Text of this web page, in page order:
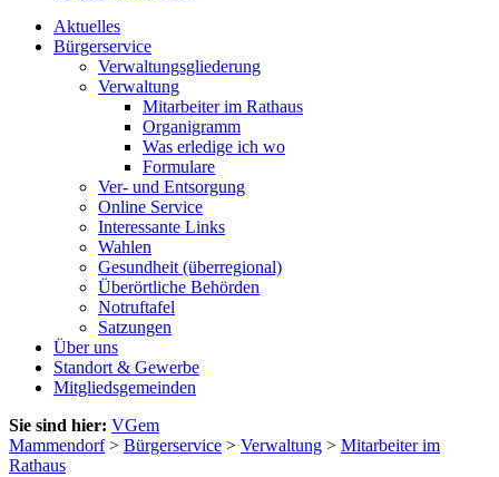
Aktuelles
Bürgerservice
Verwaltungsgliederung
Verwaltung
Mitarbeiter im Rathaus
Organigramm
Was erledige ich wo
Formulare
Ver- und Entsorgung
Online Service
Interessante Links
Wahlen
Gesundheit (überregional)
Überörtliche Behörden
Notruftafel
Satzungen
Über uns
Standort & Gewerbe
Mitgliedsgemeinden
Sie sind hier: VGem
Mammendorf> Bürgerservice > Verwaltung > Mitarbeiter im
Rathaus